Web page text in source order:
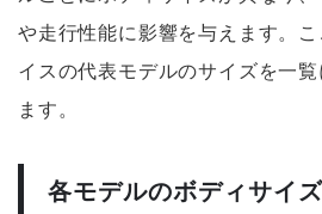
や走行性能に影響を与えます。
イスの代表モデルのサイズを一
ます。
各モデルのボディサイ